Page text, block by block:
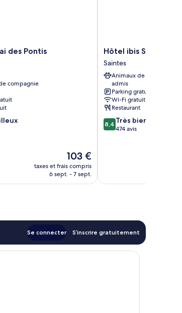
des Pontis
compagnie
Le
nouveau
prix
103 €
taxes et frais compris
6 sept. - 7 sept.
Hôtel
ibis
Saintes
Saintes
Hôtel ibis Saintes
Saintes
Animaux de compagnie
admis
Parking gratuit
Wi-Fi gratuit
Restaurant
8.4
sur
8,4 Très bien
474 avis
Se connecter S’inscrire gratuitement